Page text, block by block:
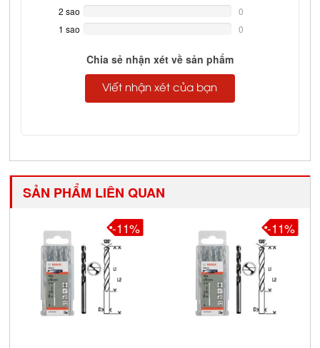
Complete
2 sao
Complete
0
1 sao
0
Chia sẻ nhận xét về sản phẩm
Viết nhận xét của bạn
SẢN PHẨM LIÊN QUAN
-11% -11%